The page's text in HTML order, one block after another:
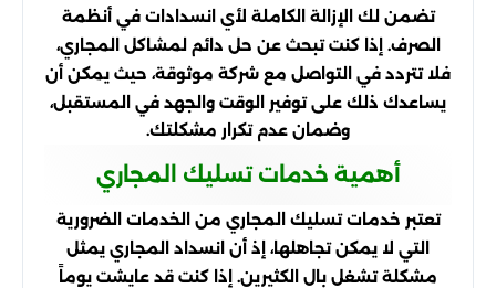
تضمن لك الإزالة الكاملة لأي انسدادات في أنظمة
الصرف. إذا كنت تبحث عن حل دائم لمشاكل المجاري،
فلا تتردد في التواصل مع شركة موثوقة، حيث يمكن أن
يساعدك ذلك على توفير الوقت والجهد في المستقبل،
وضمان عدم تكرار مشكلتك.
أهمية خدمات تسليك المجاري
تعتبر خدمات تسليك المجاري من الخدمات الضرورية
التي لا يمكن تجاهلها، إذ أن انسداد المجاري يمثل
مشكلة تشغل بال الكثيرين. إذا كنت قد عايشت يوماً